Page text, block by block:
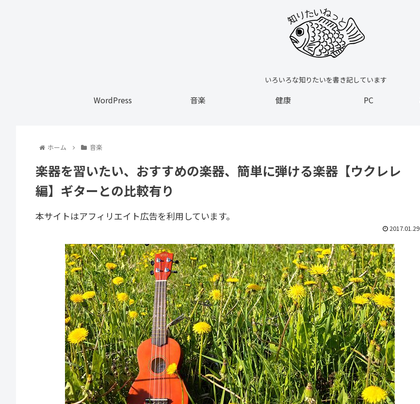
いろいろな知りたいを書き記しています
WordPress 音楽 健康 PC
ホーム 音楽
楽器を習いたい、おすすめの楽器、簡単に弾ける楽器【ウクレレ
編】ギターとの比較有り
本サイトはアフィリエイト広告を利用しています。
2017.01.29